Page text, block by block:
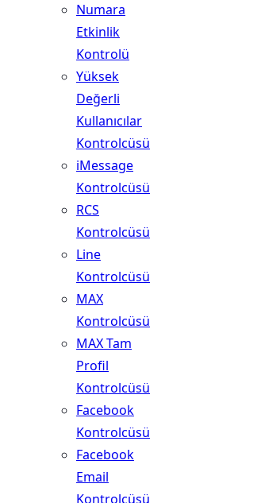
Numara
Etkinlik
Kontrolü
Yüksek
Değerli
Kullanıcılar
Kontrolcüsü
iMessage
Kontrolcüsü
RCS
Kontrolcüsü
Line
Kontrolcüsü
MAX
Kontrolcüsü
MAX Tam
Profil
Kontrolcüsü
Facebook
Kontrolcüsü
Facebook
Email
Kontrolcüsü